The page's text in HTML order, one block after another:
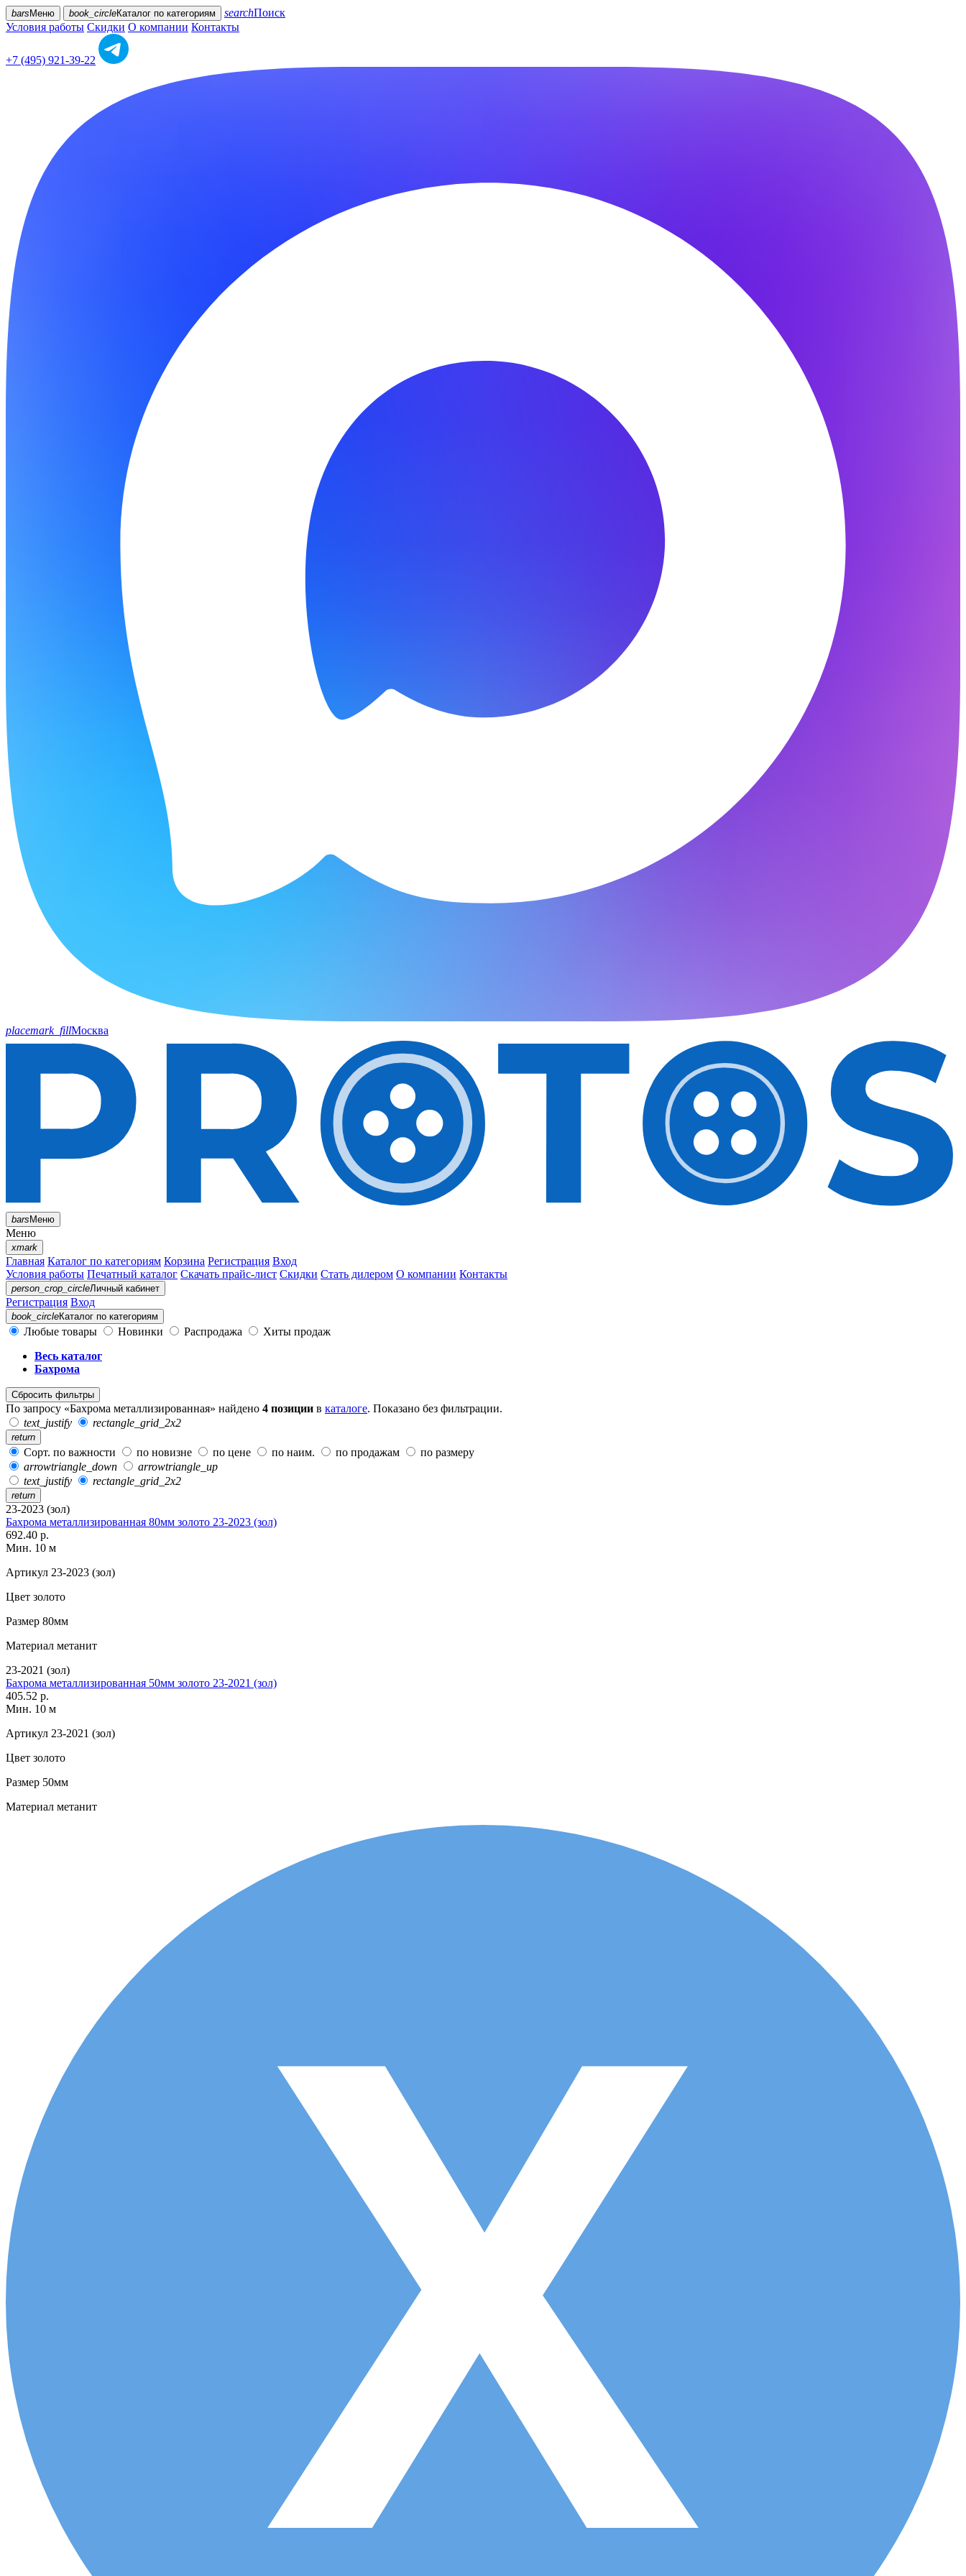
bars Меню book_circleКаталог по категориям searchПоиск
Условия работы Скидки О компании Контакты
+7 (495) 921-39-22
placemark_fillМосква
barsМеню
Меню
xmark
Главная Каталог по категориям Корзина Регистрация Вход
Условия работы Печатный каталог Скачать прайс-лист Скидки Стать дилером О компании Контакты
person_crop_circleЛичный кабинет
Регистрация Вход
book_circleКаталог по категориям
Любые товары Новинки Распродажа
Хиты продаж
Весь каталог
Бахрома
Сбросить фильтры
По запросу «Бахрома металлизированная» найдено 4 позиции в каталоге. Показано без фильтрации.
text_justify
rectangle_grid_2x2
return
Сорт. по важности по новизне по цене по наим. по продажам
по размеру
arrowtriangle_down
arrowtriangle_up
text_justify
rectangle_grid_2x2
return
23-2023 (зол)
Бахрома металлизированная 80мм золото 23-2023 (зол)
692.40 р.
Мин. 10 м
Артикул 23-2023 (зол)
Цвет золото
Размер 80мм
Материал метанит
23-2021 (зол)
Бахрома металлизированная 50мм золото 23-2021 (зол)
405.52 р.
Мин. 10 м
Артикул 23-2021 (зол)
Цвет золото
Размер 50мм
Материал метанит